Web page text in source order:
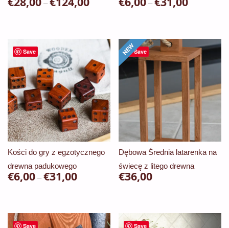
–
€28,00
€124,00
ma
wiele
wariantów.
Opcje
można
wybrać
na
–
€6,00
do
€31,00
ma
wiele
Opcje
można
wybrać
na
Save
Kości do gry z egzotycznego
drewna padukowego
€6,00 – €31,00Zakres
€6,00
ma
Save
Dębowa Średnia latarenka na
świecę z litego drewna
€36,00
Save Save